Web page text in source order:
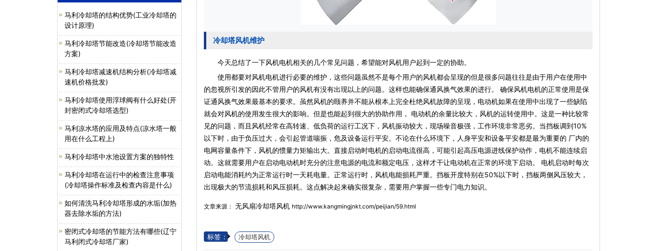
马利冷却塔的结构优势(工业冷却塔的
设计原理)
马利冷却塔节能改造(冷却塔节能改造
方案)
马利冷却塔减速机结构分析(冷却塔减
速机价格批发)
马利冷却塔使用浮球阀有什么好处(开
封密闭式冷却塔选型)
马利凉水塔的应用及特点(凉水塔一般
用在什么工程上)
马利冷却塔中水池设置方案的独特性
马利冷却塔在运行中的检查注意事项
(冷却塔操作标准及检查内容是什么)
如何清洗马利冷却塔形成的水垢(加热
器去除水垢的方法)
密闭式冷却塔的节能方法有哪些(辽宁
马利闭式冷却塔厂家)
冷却塔风机维护
今天总结了一下风机电机相关的几个常见问题，希望能对风机用户起到一定的协助。
使用都要对风机电机进行必要的维护，这些问题虽然不是每个用户的风机都会呈现的但是很多问题往往是由于用户在使用中
的忽视所引发的因此不管用户的风机有没有出现以上的问题。这样也能确保通风换气效果的进行。 确保风机电机的正常使用是保
证通风换气效果最基本的要求。虽然风机的颐养并不能从根本上完全杜绝风机故障的呈现，电动机如果在使用中出现了一些缺陷
就会对风机的使用发生很大的影响。但是也能起到很大的协助作用， 电动机的余量比较大，风机的运转使用中。这是一种比较常
见的问题，而且风机经常在高转速、低负荷的运行工况下，风机振动较大，现场噪音极强，工作环境非常恶劣。当挡板调到10%
以下时，由于负压过大，会引起管道喘振，危及设备运行平安。不论在什么环境下，人身平安和设备平安都是最为重要的 厂内的
电网容量条件下，风机的惯量力矩输出大。直接启动时电机的启动电流很高，可能引起高压电源进线保护动作，电机不能连续启
动。这就需要用户在启动电动机时充分的注意电源的电流和额定电压，这样才干让电动机在正常的环境下启动。 电机启动时每次
启动电能消耗约为正常运行时一天耗电量。正常运行时，风机电能损耗严重。挡板开度特别在50%以下时，挡板两侧风压较大，
出现极大的节流损耗和风压损耗。这点解决起来确实很复杂，需要用户掌握一些专门电力知识。
文章来源： 无风扇冷却塔风机 http://www.kangmingjnkt.com/peijian/59.html
标签： 冷却塔风机